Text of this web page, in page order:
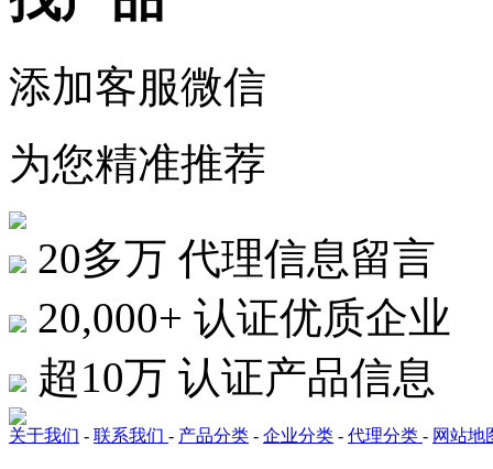
添加客服微信
为您精准推荐
20多万 代理信息留言
20,000+ 认证优质企业
超10万 认证产品信息
关于我们 - 联系我们 - 产品分类 - 企业分类 - 代理分类 - 网站地